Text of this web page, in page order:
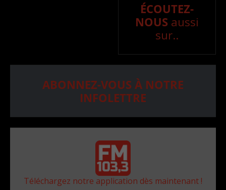
ÉCOUTEZ-
NOUS aussi
sur..
ABONNEZ-VOUS À NOTRE
INFOLETTRE
Téléchargez notre application dès maintenant !